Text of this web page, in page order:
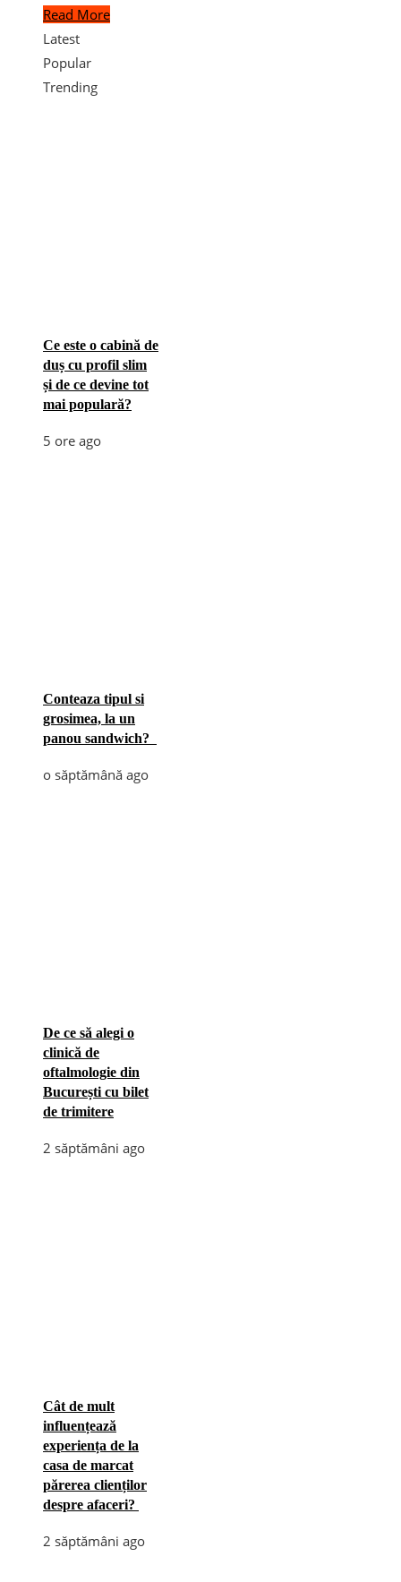
Read More
Latest
Popular
Trending
Ce este o cabină de
duș cu profil slim
și de ce devine tot
mai populară?
5 ore ago
Conteaza tipul si
grosimea, la un
panou sandwich?
o săptămână ago
De ce să alegi o
clinică de
oftalmologie din
București cu bilet
de trimitere
2 săptămâni ago
Cât de mult
influențează
experiența de la
casa de marcat
părerea clienților
despre afaceri?
2 săptămâni ago